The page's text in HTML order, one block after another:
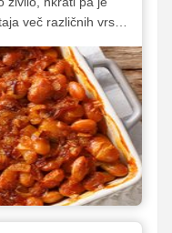
več različnih vrst
A treba je
Kar pa ni
treba, kako ga